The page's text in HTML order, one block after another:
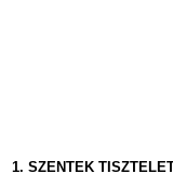
1. SZENTEK